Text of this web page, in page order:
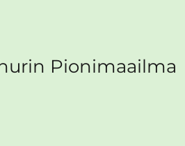
Pionimaailma